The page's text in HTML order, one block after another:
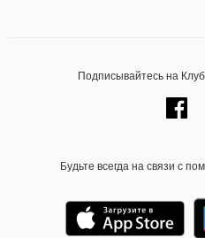
Подписывайтесь на
Будьте всегда на связи с